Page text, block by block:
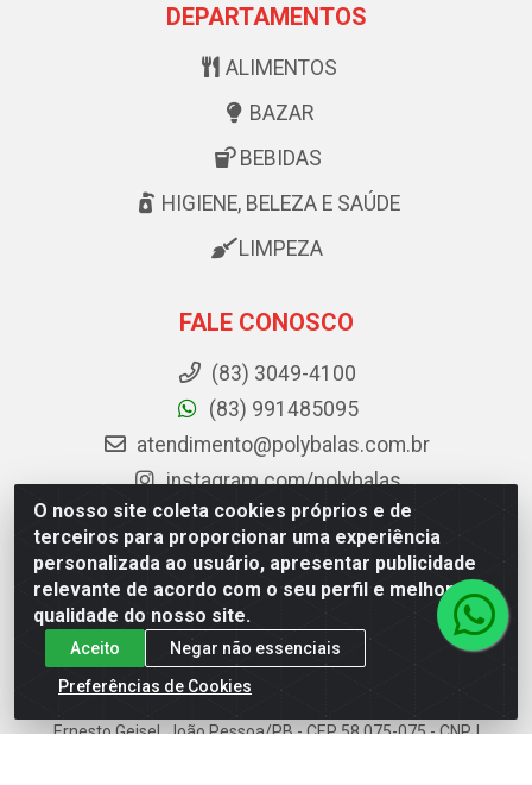
O nosso site coleta cookies próprios e de
terceiros para proporcionar uma experiência
personalizada ao usuário, apresentar publicidade
relevante de acordo com o seu perfil e melhorar a
qualidade do nosso site.
Aceito
Negar não essenciais
Preferências de Cookies
DEPARTAMENTOS
ALIMENTOS
BAZAR
BEBIDAS
HIGIENE, BELEZA E SAÚDE
LIMPEZA
FALE CONOSCO
(83) 3049-4100
(83) 991485095
atendimento@polybalas.com.br
instagram.com/polybalas
facebook.com/Polybalas
Baixe já o APP da Polybalas
Ernesto Geisel, João Pessoa/PB - CEP 58.075-075 - CNPJ